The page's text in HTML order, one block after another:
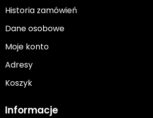
Historia zamówień
Dane osobowe
Moje konto
Adresy
Koszyk
Informacje